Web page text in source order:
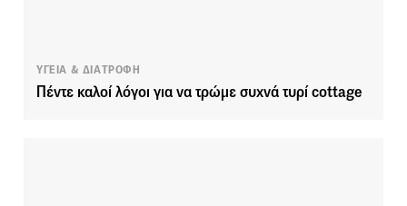
ΥΓΕΙΑ & ΔΙΑΤΡΟΦΗ
Πέντε καλοί λόγοι για να τρώμε συχνά τυρί cottage